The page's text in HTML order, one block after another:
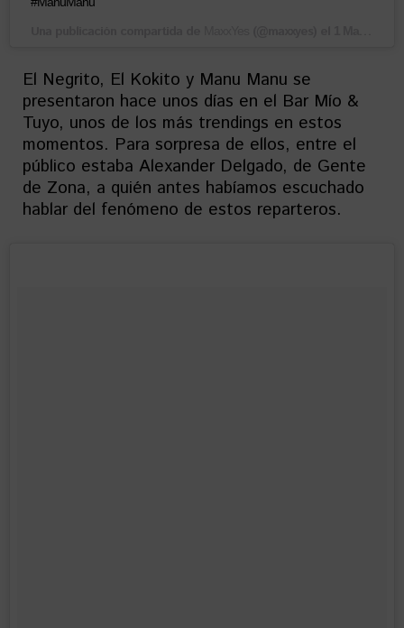
El Negrito, El Kokito y Manu Manu se
presentaron hace unos días en el Bar Mío &
Tuyo, unos de los más trendings en estos
momentos. Para sorpresa de ellos, entre el
público estaba Alexander Delgado, de Gente
de Zona, a quién antes habíamos escuchado
hablar del fenómeno de estos reparteros.